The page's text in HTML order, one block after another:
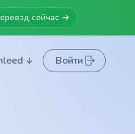
сейчас →
Войти